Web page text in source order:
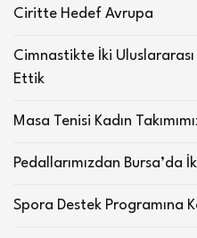
Ciritte Hedef Avrupa
Cimnastikte İki
Ettik
Masa Tenisi Kadın
Pedallarımızdan Bursa’da
Spora Destek Programına